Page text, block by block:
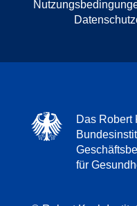
Das Robert
für